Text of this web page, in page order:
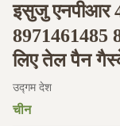
इसुजु एनपीआर
8971461485
लिए तेल पैन
उद्गम देश
चीन